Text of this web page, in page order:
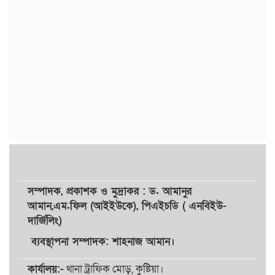
সম্পাদক, প্রকাশকওমুদ্রাকর: ড. আমানুর
আমান,এম.ফিল (আইইউকে), পিএইচডি ( এনবিইউ-
দার্জিলিং)
ব্যবস্থাপনা সম্পাদক: শাহনাজ আমান।
কার্যালয়:-থানা ট্রাফিক মোড়, কুষ্টিয়া।